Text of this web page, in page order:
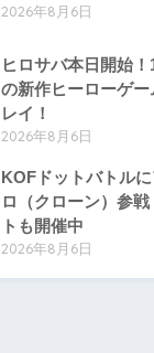
2026年8月6日
ヒロサバ本日開始
の新作ヒーローゲ
レイ！
2026年8月6日
KOFドットバトル
ロ（クローン）参
トも開催中
2026年8月6日